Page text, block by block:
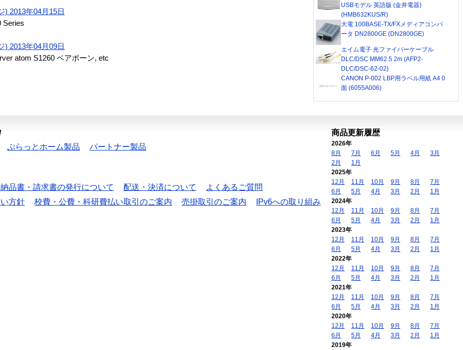
) 2013年04月15日
) 2013年04月09日
atom S1260 ベアボーン, etc
USBモデル 英語版 (金井電器)
(HMB632KUS/R)
大電 100BASE-TX/FXメディアコンバ
ータ DN2800GE (DN2800GE)
エイム電子 光ファイバーケーブル
DLC/DSC MM62.5 2m (AFP2-
DLC/DSC-62-02)
CANON P-002 LBP用ラベル用紙 A4 0
面 (6055A006)
ぷらっとホーム製品 パートナー製品
品書・請求書の発行について 配送・決済について
よくあるご質問
方針 校費・公費・科研費払い取引のご案内 売掛取引のご案内
IPv6への取り組み
商品更新履歴
2026年
8月
7月 6月 5月 4月
3月
2月
1月
2025年
12月
11月 10月 9月 8月
7月
6月
5月 4月 3月 2月
1月
2024年
12月
11月 10月 9月 8月
7月
6月
5月 4月 3月 2月
1月
2023年
12月
11月 10月 9月 8月
7月
6月
5月 4月 3月 2月
1月
2022年
12月
11月 10月 9月 8月
7月
6月
5月 4月 3月 2月
1月
2021年
12月
11月 10月 9月 8月
7月
6月
5月 4月 3月 2月
1月
2020年
12月
11月 10月 9月 8月
7月
6月
5月 4月 3月 2月
1月
2019年